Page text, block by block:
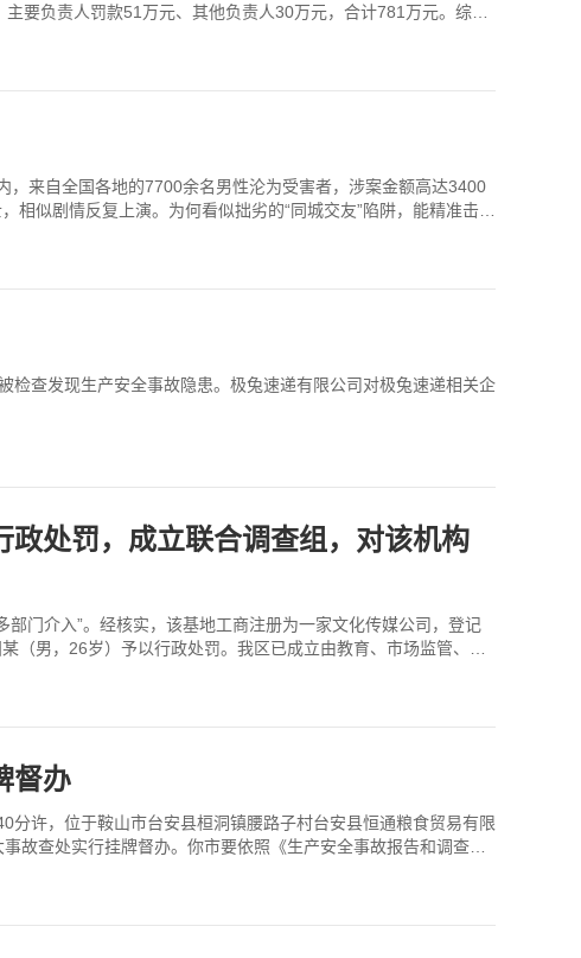
要负责人罚款51万元、其他负责人30万元，合计781万元。综上
，来自全国各地的7700余名男性沦为受害者，涉案金额高达3400
相似剧情反复上演。为何看似拙劣的“同城交友”陷阱，能精准击穿
检查发现生产安全事故隐患。极兔速递有限公司对极兔速递相关企
处罚，成立联合调查组，对该机构
门介入”。经核实，该基地工商注册为一家文化传媒公司，登记
（男，26岁）予以行政处罚。我区已成立由教育、市场监管、文
督办
许，位于鞍山市台安县桓洞镇腰路子村台安县恒通粮食贸易有限
故查处实行挂牌督办。你市要依照《生产安全事故报告和调查处